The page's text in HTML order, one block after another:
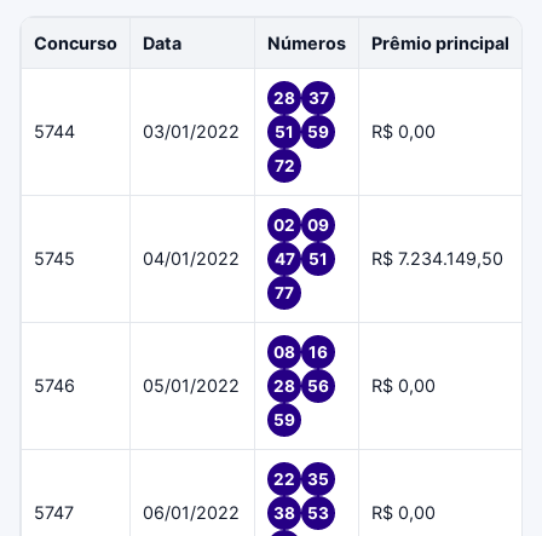
Concurso Data Números Prêmio principal
5744 03/01/2022
28
37
51
59
72
R$ 0,00
5745 04/01/2022
02
09
47
51
77
R$ 7.234.149,50
5746 05/01/2022
08
16
28
56
59
R$ 0,00
5747 06/01/2022
22
35
38
53
R$ 0,00